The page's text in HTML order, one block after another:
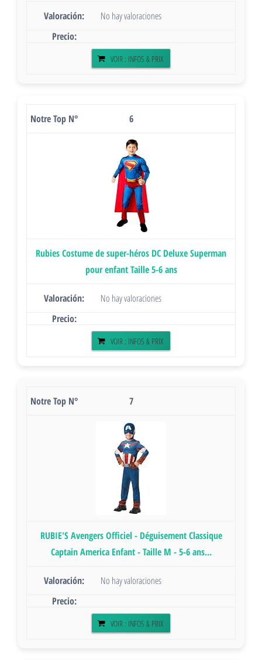
No hay valoraciones
VOIR : INFOS & PRIX
6
Rubies Costume de super-héros DC Deluxe Superman
pour enfant Taille 5-6 ans
No hay valoraciones
VOIR : INFOS & PRIX
7
RUBIE'S Avengers Officiel - Déguisement Classique
Captain America Enfant - Taille M - 5-6 ans...
No hay valoraciones
VOIR : INFOS & PRIX